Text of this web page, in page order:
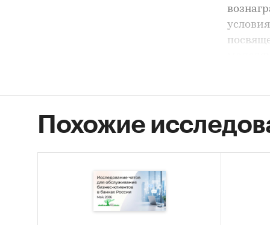
Похожие